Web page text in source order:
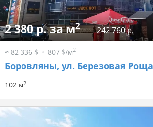
2 380 р. за м2 242 760 р.
≈ 82 336 $ 807 $/м2
Боровляны, ул. Березовая Роща
102 м2